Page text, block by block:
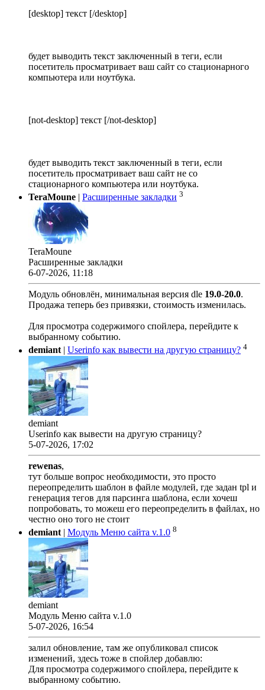
[desktop] текст [/desktop]
будет выводить текст заключенный в теги, если
посетитель просматривает ваш сайт со стационарного
компьютера или ноутбука.
[not-desktop] текст [/not-desktop]
будет выводить текст заключенный в теги, если
посетитель просматривает ваш сайт не со
стационарного компьютера или ноутбука.
TeraMoune | Расширенные закладки 3
TeraMoune
Расширенные закладки
6-07-2026, 11:18
Модуль обновлён, минимальная версия dle 19.0-20.0.
Продажа теперь без привязки, стоимость изменилась.
Для просмотра содержимого спойлера, перейдите к
выбранному событию.
demiant| Userinfo как вывести на другую страницу? 4
demiant
Userinfo как вывести на другую страницу?
5-07-2026, 17:02
rewenas,
тут больше вопрос необходимости, это просто
переопределить шаблон в файле модулей, где задан tpl и
генерация тегов для парсинга шаблона, если хочеш
попробовать, то можеш его переопределить в файлах, но
честно оно того не стоит
demiant | Модуль Меню сайта v.1.0 8
demiant
Модуль Меню сайта v.1.0
5-07-2026, 16:54
залил обновление, там же опубликовал список
изменений, здесь тоже в спойлер добавлю:
Для просмотра содержимого спойлера, перейдите к
выбранному событию.